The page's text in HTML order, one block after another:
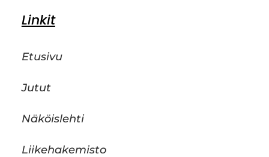
Linkit
Etusivu
Jutut
Näköislehti
Liikehakemisto